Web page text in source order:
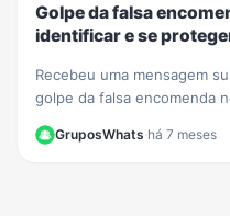
Golpe da falsa
identificar e se
Recebeu uma mensagem
golpe da falsa encomenda
dados de links maliciosos e
GruposWhats·há 7 meses